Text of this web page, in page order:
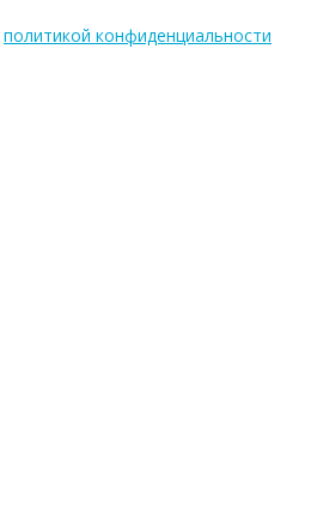
политикой конфиденциальности